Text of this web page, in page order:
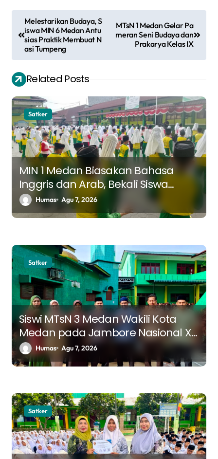
a
i
g
a
s
i
p
o
Melestarikan Budaya, S
iswa MIN 6 Medan Antu
sias Praktik Membuat N
asi Tumpeng
MTsN 1 Medan Gelar Pa
meran Seni Budaya dan
Prakarya Kelas IX
Related Posts
Satker
MIN 1 Medan Biasakan Bahasa
Inggris dan Arab, Bekali Siswa
Hadapi Tantangan Masa Depan
Humas Agu 7, 2026
Satker
Siswi MTsN 3 Medan Wakili Kota
Medan pada Jambore Nasional XII
Tahun 2026
Humas Agu 7, 2026
Satker